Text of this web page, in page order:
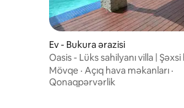
Ev - Bukura ərazisi
Oasis - Lüks sahilyanı villa |
Mövqe · Açıq hava məkanları ·
Qonaqpərvərlik